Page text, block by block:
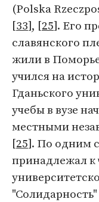
(Polska
[33], [25]. Его
славянского
жили в
учился на
Гданьского
учебы в вузе
местными
[25]. По одним
принадлежал к